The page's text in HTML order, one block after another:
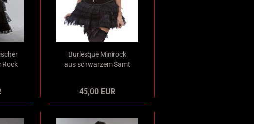
Rock
Burlesque Minirock
aus schwarzem Samt
45,00 EUR